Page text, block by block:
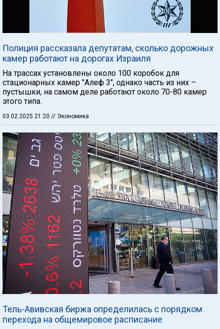
Полиция рассказала депутатам, сколько дорожных
камер работают на дорогах Израиля
На трассах установлены около 100 коробок для
стационарных камер "Алеф 3", однако часть из них –
пустышки, на самом деле работают около 70-80 камер
этого типа.
03.02.2025 21:20 // Экономика
Тель-Авивская биржа определилась с порядком
перехода на общемировое расписание